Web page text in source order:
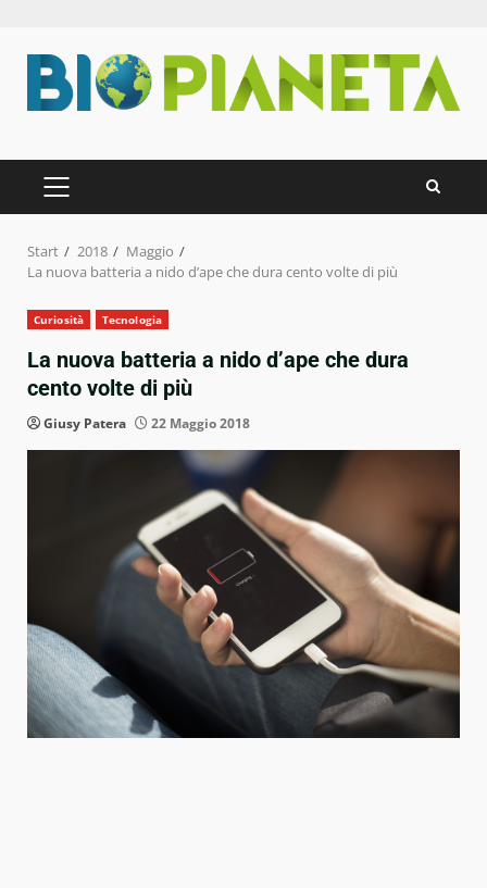
Inhalt
springen
PRIMÄRES
MENÜ
Start 2018
Maggio
La nuova batteria a nido d’ape che dura cento volte di più
Curiosità Tecnologia
La nuova batteria a nido d’ape che dura
cento volte di più
Giusy Patera 22 Maggio 2018